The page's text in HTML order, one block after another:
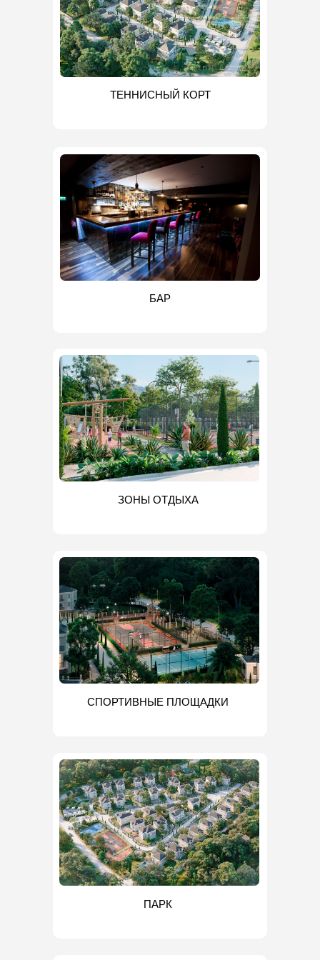
ТЕННИСНЫЙ КОРТ
БАР
ЗОНЫ ОТДЫХА
СПОРТИВНЫЕ ПЛОЩАДКИ
ПАРК